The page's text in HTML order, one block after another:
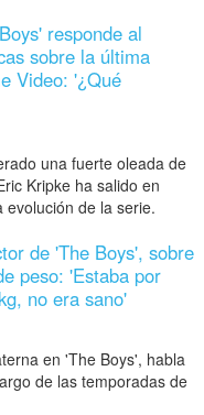
responde al
sobre la última
Video: '¿Qué
una fuerte oleada de
Kripke ha salido en
evolución de la serie.
de 'The Boys', sobre
peso: 'Estaba por
no era sano'
en 'The Boys', habla
de las temporadas de